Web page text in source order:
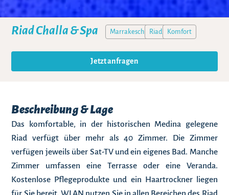
Riad Challa & Spa Marrakesch Riad Komfort
Jetzt anfragen
Beschreibung & Lage
Das komfortable, in der historischen Medina gelegene
Riad verfügt über mehr als 40 Zimmer. Die Zimmer
verfügen jeweils über Sat-TV und ein eigenes Bad. Manche
Zimmer umfassen eine Terrasse oder eine Veranda.
Kostenlose Pflegeprodukte und ein Haartrockner liegen